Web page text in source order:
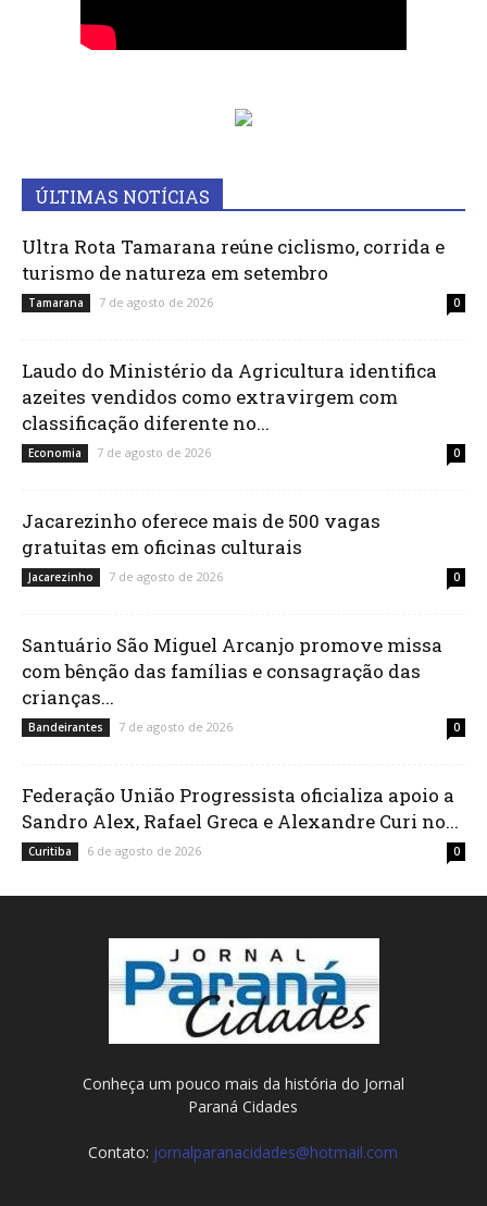
ÚLTIMAS NOTÍCIAS
Ultra Rota Tamarana reúne ciclismo, corrida e
turismo de natureza em setembro
Tamarana 7 de agosto de 2026 0
Laudo do Ministério da Agricultura identifica
azeites vendidos como extravirgem com
classificação diferente no...
Economia 7 de agosto de 2026 0
Jacarezinho oferece mais de 500 vagas
gratuitas em oficinas culturais
Jacarezinho 7 de agosto de 2026 0
Santuário São Miguel Arcanjo promove missa
com bênção das famílias e consagração das
crianças...
Bandeirantes 7 de agosto de 2026 0
Federação União Progressista oficializa apoio a
Sandro Alex, Rafael Greca e Alexandre Curi no...
Curitiba 6 de agosto de 2026 0
Conheça um pouco mais da história do Jornal
Paraná Cidades
Contato: jornalparanacidades@hotmail.com